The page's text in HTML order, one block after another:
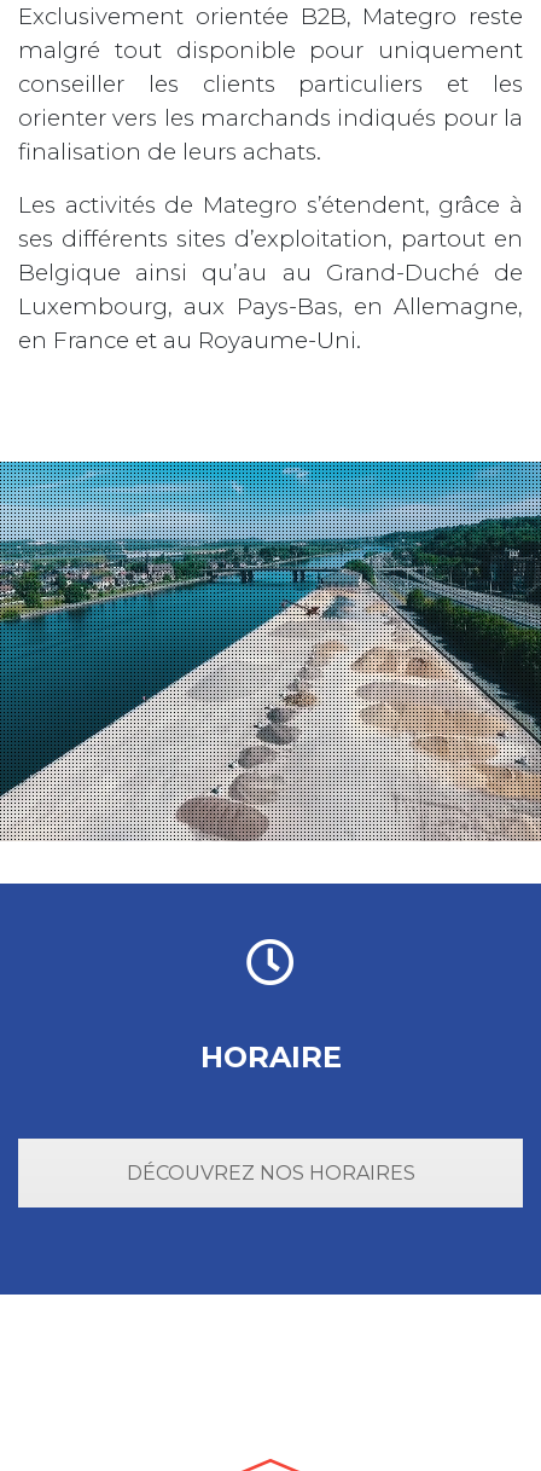
Exclusivement orientée B2B, Mategro reste
malgré tout disponible pour uniquement
conseiller les clients particuliers et les
orienter vers les marchands indiqués pour la
finalisation de leurs achats.
Les activités de Mategro s’étendent, grâce à
ses différents sites d’exploitation, partout en
Belgique ainsi qu’au au Grand-Duché de
Luxembourg, aux Pays-Bas, en Allemagne,
en France et au Royaume-Uni.
HORAIRE
DÉCOUVREZ NOS HORAIRES